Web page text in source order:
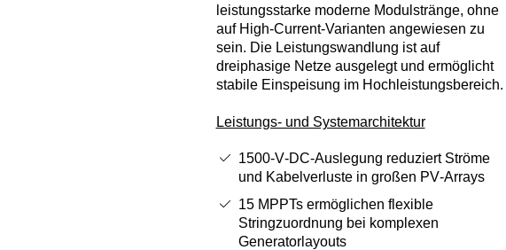
leistungsstarke moderne Modulstränge, ohne
auf High‑Current‑Varianten angewiesen zu
sein. Die Leistungswandlung ist auf
dreiphasige Netze ausgelegt und ermöglicht
stabile Einspeisung im Hochleistungsbereich.
Leistungs- und Systemarchitektur
1500‑V‑DC‑Auslegung reduziert Ströme
und Kabelverluste in großen PV‑Arrays
15 MPPTs ermöglichen flexible
Stringzuordnung bei komplexen
Generatorlayouts